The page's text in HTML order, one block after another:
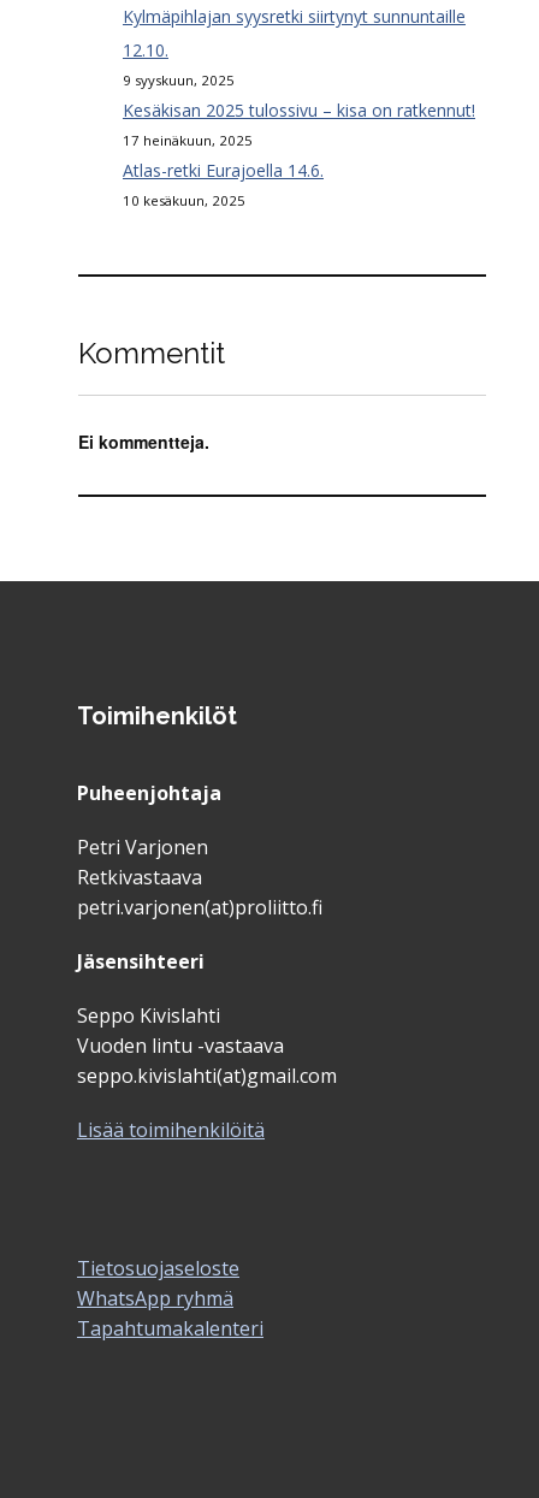
Kylmäpihlajan syysretki siirtynyt sunnuntaille
12.10.
9 syyskuun, 2025
Kesäkisan 2025 tulossivu – kisa on ratkennut!
17 heinäkuun, 2025
Atlas-retki Eurajoella 14.6.
10 kesäkuun, 2025
Kommentit
Ei kommentteja.
Toimihenkilöt
Puheenjohtaja
Petri Varjonen
Retkivastaava
petri.varjonen(at)proliitto.fi
Jäsensihteeri
Seppo Kivislahti
Vuoden lintu -vastaava
seppo.kivislahti(at)gmail.com
Lisää toimihenkilöitä
Tietosuojaseloste
WhatsApp ryhmä
Tapahtumakalenteri